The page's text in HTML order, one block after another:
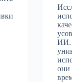
ИИ.
они